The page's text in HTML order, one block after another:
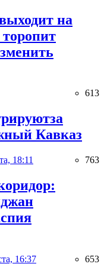
на
613
Кавказ
18:11 763
16:37 653